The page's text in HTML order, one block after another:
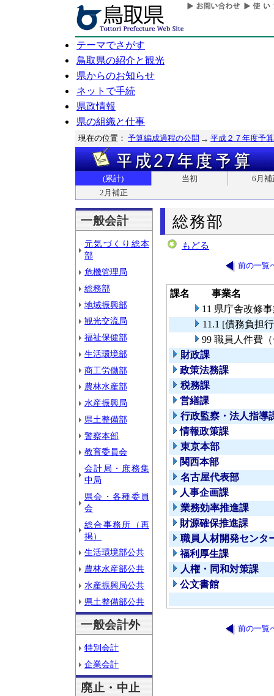
テーマでさがす
鳥取県の紹介と観光
県からのお知らせ
ネットで手続
県政情報
県の組織と仕事
現在の位置： 予算編成過程の公開 平成２７年度予算
(累計) 当初
6月補
2月補正
一般会計
元気づくり総本
部
危機管理局
総務部
地域振興部
観光交流局
福祉保健部
生活環境部
商工労働部
農林水産部
水産振興局
県土整備部
警察本部
教育委員会
会計局・庶務集
中局
県会・各種委員
会
総合事務所（再
掲）
生活環境部公共
農林水産部公共
水産振興局公共
県土整備部公共
一般会計外
特別会計
企業会計
廃止・中止
総務部
もどる
前の一覧
課名
事業名
11 県庁舎改修
11.1 [債務負担
99 職員人件費
財政課
政策法務課
税務課
営繕課
行政監察・法人指導
情報政策課
東京本部
関西本部
名古屋代表部
人事企画課
業務効率推進課
財源確保推進課
職員人材開発センタ
福利厚生課
人権・同和対策課
公文書館
前の一覧